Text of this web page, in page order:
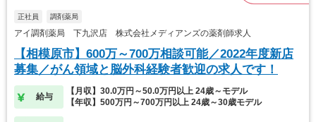
正社員 調剤薬局
アイ調剤薬局 下九沢店 株式会社メディアンズの薬剤師求人
【相模原市】600万～700万相談可能／2022年度新店
募集／がん領域と脳外科経験者歓迎の求人です！
給与
【月収】30.0万円～50.0万円以上 24歳～モデル
【年収】500万円～700万円以上 24歳～30歳モデル